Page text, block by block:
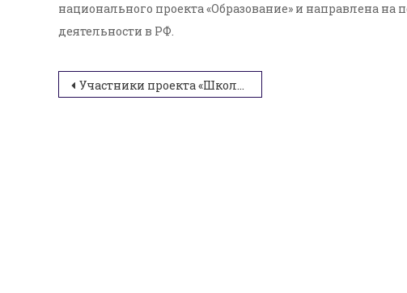
национального проекта «Образование» и направлена
деятельности в РФ.
Навигация
Участники проекта «Школа подготовки волонтеров инклюзии» посетили благотворительную организацию «Добрый-Юг»